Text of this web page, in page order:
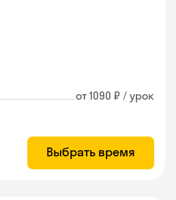
от 1090 ₽ / урок
Выбрать время